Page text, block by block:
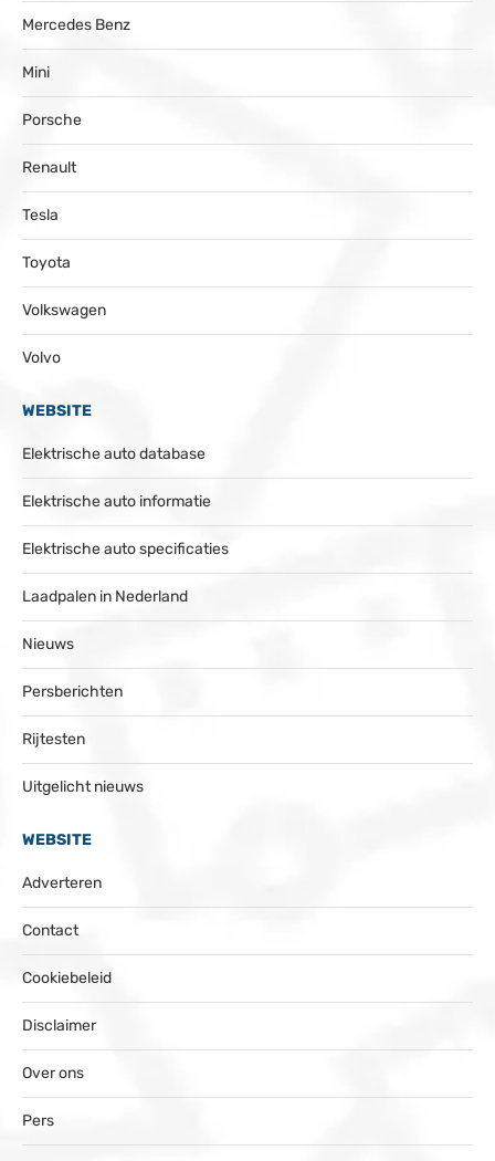
Mercedes Benz
Mini
Porsche
Renault
Tesla
Toyota
Volkswagen
Volvo
WEBSITE
Elektrische auto database
Elektrische auto informatie
Elektrische auto specificaties
Laadpalen in Nederland
Nieuws
Persberichten
Rijtesten
Uitgelicht nieuws
WEBSITE
Adverteren
Contact
Cookiebeleid
Disclaimer
Over ons
Pers